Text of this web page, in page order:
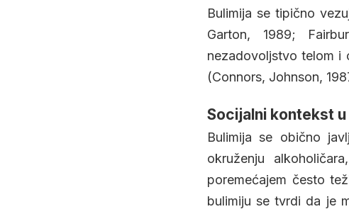
Bulimija se tipično
Garton, 1989;
nezadovoljstvo telom i
(Connors, Johnson,
Socijalni kontekst
Bulimija se obično
okruženju
poremećajem često
bulimiju se tvrdi da je